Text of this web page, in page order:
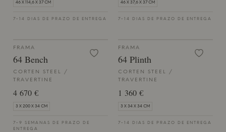
46 X 114,6 X 37 CM
7-14 DIAS DE PRAZO DE ENTREGA
46 X 37,6 X 37 CM
7-14 DIAS DE PRAZO DE ENTREGA
FRAMA
64 Bench
CORTEN STEEL /
TRAVERTINE
4 670 €
3 X 200 X 34 CM
7-9 SEMANAS DE PRAZO DE
ENTREGA
FRAMA
64 Plinth
CORTEN STEEL /
TRAVERTINE
1 360 €
3 X 34 X 34 CM
7-14 DIAS DE PRAZO DE ENTREGA